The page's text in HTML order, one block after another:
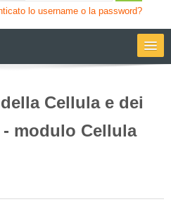
lo username o la password?
Cellula e dei
modulo Cellula